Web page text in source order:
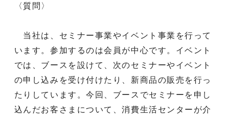
〈質問〉
当社は、セミナー事業やイベント事業を行って
います。参加するのは会員が中心です。イベント
では、ブースを設けて、次のセミナーやイベント
の申し込みを受け付けたり、新商品の販売を行っ
たりしています。今回、ブースでセミナーを申し
込んだお客さまについて、消費生活センターが介